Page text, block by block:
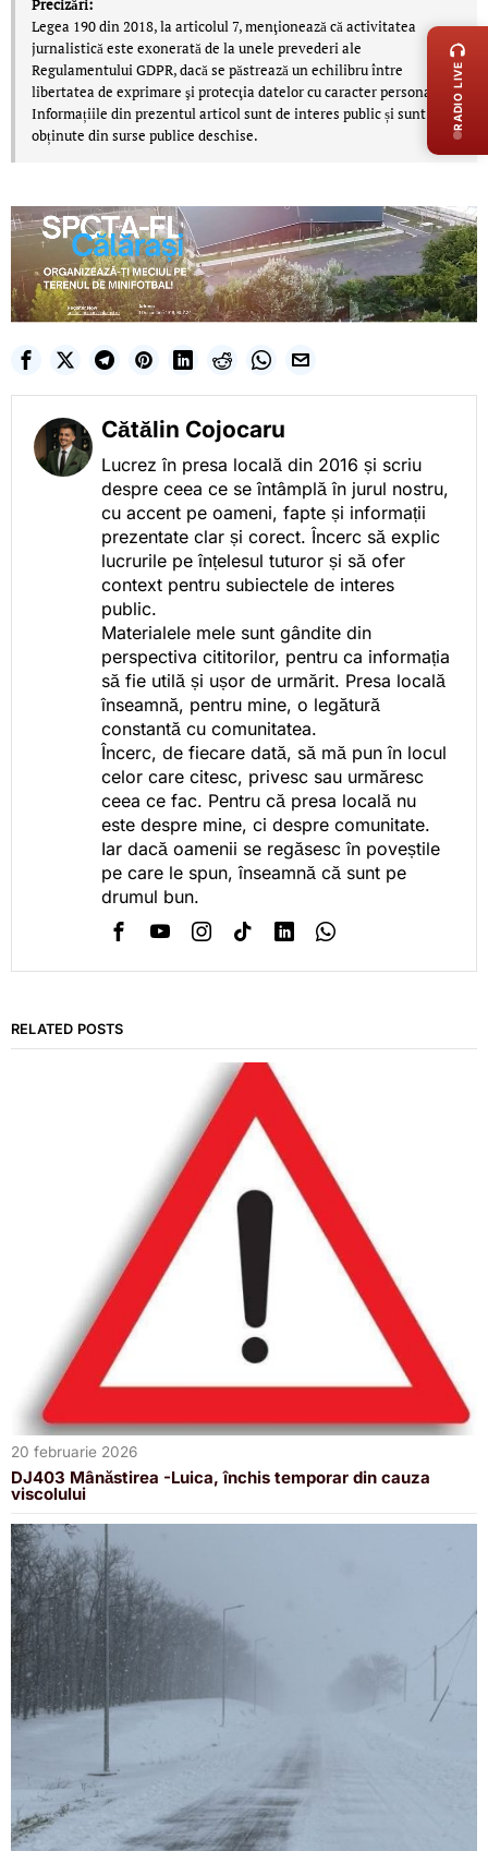
Precizări:
Legea 190 din 2018, la articolul 7, menţionează că activitatea
jurnalistică este exonerată de la unele prevederi ale
Regulamentului GDPR, dacă se păstrează un echilibru între
libertatea de exprimare şi protecţia datelor cu caracter personal.
Informațiile din prezentul articol sunt de interes public și sunt
obținute din surse publice deschise.
Cătălin Cojocaru
Lucrez în presa locală din 2016 și scriu
despre ceea ce se întâmplă în jurul nostru,
cu accent pe oameni, fapte și informații
prezentate clar și corect. Încerc să explic
lucrurile pe înțelesul tuturor și să ofer
context pentru subiectele de interes
public.
Materialele mele sunt gândite din
perspectiva cititorilor, pentru ca informația
să fie utilă și ușor de urmărit. Presa locală
înseamnă, pentru mine, o legătură
constantă cu comunitatea.
Încerc, de fiecare dată, să mă pun în locul
celor care citesc, privesc sau urmăresc
ceea ce fac. Pentru că presa locală nu
este despre mine, ci despre comunitate.
Iar dacă oamenii se regăsesc în poveștile
pe care le spun, înseamnă că sunt pe
drumul bun.
RELATED POSTS
20 februarie 2026
DJ403 Mânăstirea -Luica, închis temporar din cauza
viscolului
RADIO LIVE